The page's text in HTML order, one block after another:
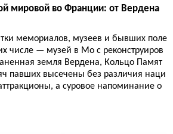
мировой во Франции: от Вердена
мемориалов, музеев и бывших поле
числе — музей в Мо с реконструиров
земля Вердена, Кольцо Памят
павших высечены без различия наци
а суровое напоминание о